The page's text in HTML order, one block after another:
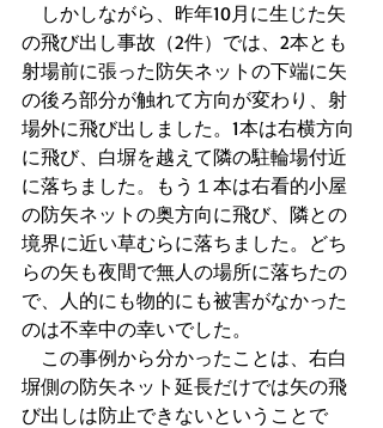
しかしながら、昨年10月に生じた矢
の飛び出し事故（2件）では、2本とも
射場前に張った防矢ネットの下端に矢
の後ろ部分が触れて方向が変わり、射
場外に飛び出しました。1本は右横方向
に飛び、白塀を越えて隣の駐輪場付近
に落ちました。もう１本は右看的小屋
の防矢ネットの奥方向に飛び、隣との
境界に近い草むらに落ちました。どち
らの矢も夜間で無人の場所に落ちたの
で、人的にも物的にも被害がなかった
のは不幸中の幸いでした。
この事例から分かったことは、右白
塀側の防矢ネット延長だけでは矢の飛
び出しは防止できないということで